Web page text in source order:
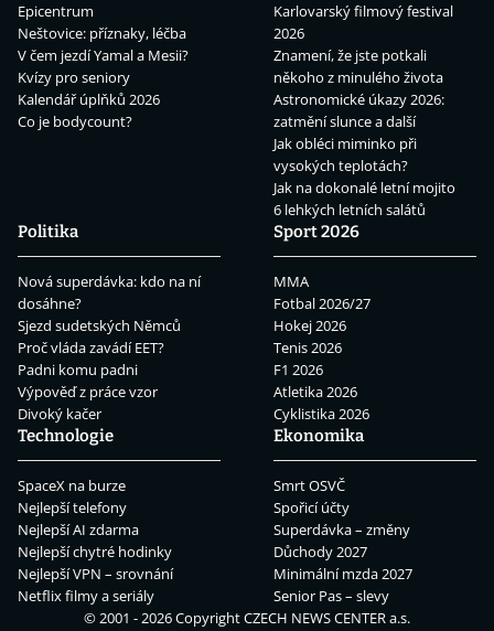
Epicentrum
Neštovice: příznaky, léčba
V čem jezdí Yamal a Mesii?
Kvízy pro seniory
Kalendář úplňků 2026
Co je bodycount?
Karlovarský filmový festival
2026
Znamení, že jste potkali
někoho z minulého života
Astronomické úkazy 2026:
zatmění slunce a další
Jak obléci miminko při
vysokých teplotách?
Jak na dokonalé letní mojito
6 lehkých letních salátů
Politika
Nová superdávka: kdo na ní
dosáhne?
Sjezd sudetských Němců
Proč vláda zavádí EET?
Padni komu padni
Výpověď z práce vzor
Divoký kačer
Sport 2026
MMA
Fotbal 2026/27
Hokej 2026
Tenis 2026
F1 2026
Atletika 2026
Cyklistika 2026
Technologie
SpaceX na burze
Nejlepší telefony
Nejlepší AI zdarma
Nejlepší chytré hodinky
Nejlepší VPN – srovnání
Netflix filmy a seriály
Ekonomika
Smrt OSVČ
Spořicí účty
Superdávka – změny
Důchody 2027
Minimální mzda 2027
Senior Pas – slevy
© 2001 - 2026 CopyrightCZECH NEWS CENTER a.s.